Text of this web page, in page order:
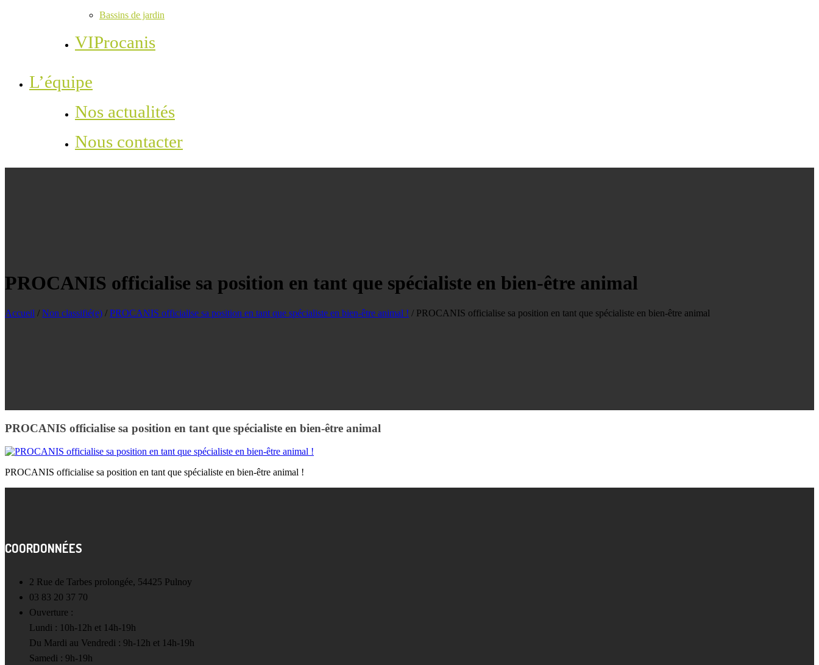
Bassins de jardin
VIProcanis
L’équipe
Nos actualités
Nous contacter
PROCANIS officialise sa position en tant que spécialiste en bien-être animal
Accueil / Non classifié(e) / PROCANIS officialise sa position en tant que spécialiste en bien-être animal ! / PROCANIS officialise sa position en tant que spécialiste en bien-être animal
PROCANIS officialise sa position en tant que spécialiste en bien-être animal
PROCANIS officialise sa position en tant que spécialiste en bien-être animal !
COORDONNÉES
2 Rue de Tarbes prolongée, 54425 Pulnoy
03 83 20 37 70
Ouverture :
Lundi : 10h-12h et 14h-19h
Du Mardi au Vendredi : 9h-12h et 14h-19h
Samedi : 9h-19h